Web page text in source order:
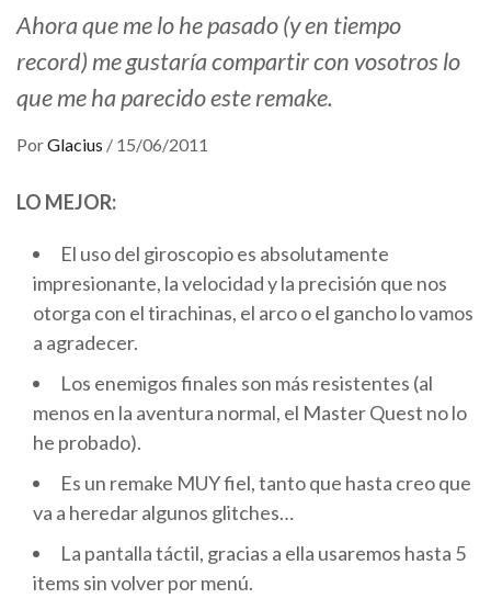
Ahora que me lo he pasado (y en tiempo
record) me gustaría compartir con vosotros lo
que me ha parecido este remake.
PorGlacius / 15/06/2011
LO MEJOR:
El uso del giroscopio es absolutamente
impresionante, la velocidad y la precisión que nos
otorga con el tirachinas, el arco o el gancho lo vamos
a agradecer.
Los enemigos finales son más resistentes (al
menos en la aventura normal, el Master Quest no lo
he probado).
Es un remake MUY fiel, tanto que hasta creo que
va a heredar algunos glitches…
La pantalla táctil, gracias a ella usaremos hasta 5
items sin volver por menú.